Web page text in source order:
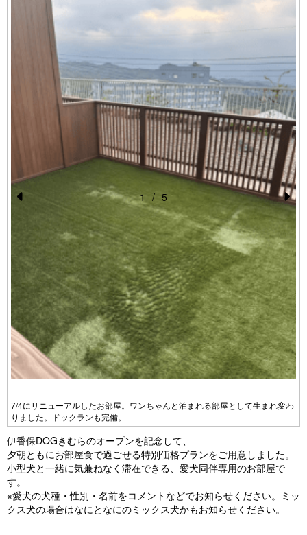
vi
o
u
s
7/4にリニューアルしたお部屋。ワンちゃんと泊まれる部屋として生まれ変わ
りました。ドックランも完備。
N
e
xt
1 / 5
伊香保DOGきむらのオープンを記念して、
夕朝ともにお部屋食で過ごせる特別価格プランをご用意しました。
小型犬と一緒に気兼ねなく滞在できる、愛犬同伴専用のお部屋で
す。
※愛犬の犬種・性別・名前をコメントなどでお知らせください。ミッ
クス犬の場合はなにとなにのミックス犬かもお知らせください。